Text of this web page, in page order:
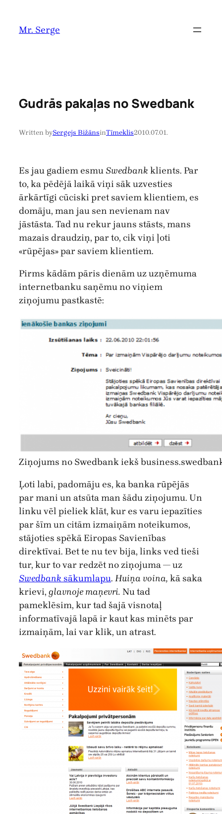
saturu
Mr. Serge
Gudrās pakaļas no Swedbank
Written bySergejs BižānsinTīmeklis2010.07.01.
Es jau gadiem esmu Swedbank klients. Par
to, ka pēdējā laikā viņi sāk uzvesties
ārkārtīgi cūciski pret saviem klientiem, es
domāju, man jau sen nevienam nav
jāstāsta. Tad nu rekur jauns stāsts, mans
mazais draudziņ, par to, cik viņi ļoti
«rūpējas» par saviem klientiem.
Pirms kādām pāris dienām uz uzņēmuma
internetbanku saņēmu no viņiem
ziņojumu pastkastē:
Ziņojums no Swedbank iekš
Ļoti labi, padomāju es, ka banka rūpējās
par mani un atsūta man šādu ziņojumu. Un
linku vēl pieliek klāt, kur es varu iepazīties
par šīm un citām izmaiņām noteikumos,
stājoties spēkā Eiropas Savienības
direktīvai. Bet te nu tev bija, links ved tieši
tur, kur to var redzēt no ziņojuma — uz
Swedbank sākumlapu. Huiņa voina, kā saka
krievi, glavnoje maņevri. Nu tad
pameklēsim, kur tad šajā visnotaļ
informatīvajā lapā ir kaut kas minēts par
izmaiņām, lai var klik, un atrast.